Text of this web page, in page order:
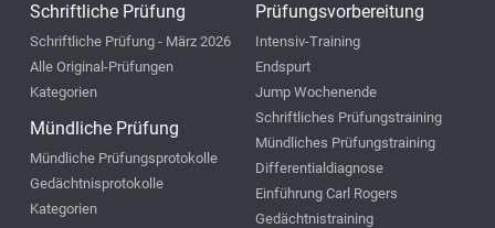
Schriftliche Prüfung
Schriftliche Prüfung - März 2026
Alle Original-Prüfungen
Kategorien
Mündliche Prüfung
Mündliche Prüfungsprotokolle
Gedächtnisprotokolle
Kategorien
Prüfungsvorbereitung
Intensiv-Training
Endspurt
Jump Wochenende
Schriftliches Prüfungstraining
Mündliches Prüfungstraining
Differentialdiagnose
Einführung Carl Rogers
Gedächtnistraining